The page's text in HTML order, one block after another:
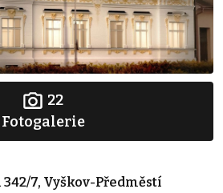
22
Fotogalerie
7, Vyškov-Předměstí